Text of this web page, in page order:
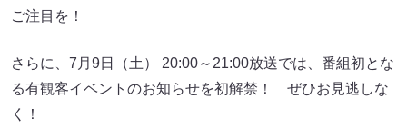
ご注目を！
さらに、7月9日（土） 20:00～21:00放送では、番組初とな
る有観客イベントのお知らせを初解禁！ ぜひお見逃しな
く！